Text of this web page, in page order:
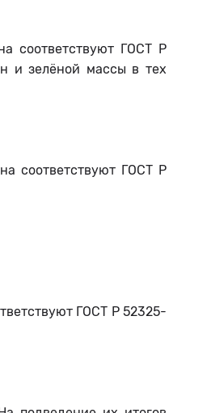
соответствуют ГОСТ Р
и зелёной массы в тех
соответствуют ГОСТ Р
ГОСТ Р 52325-